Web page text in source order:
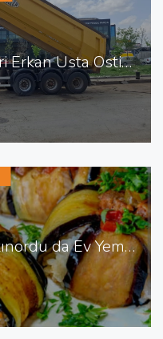
Teknik İş Fren Sistemleri Erkan Usta Ostim de Fren Tamiri
Şöhret Ev Yemekleri Altınordu da Ev Yemekleri